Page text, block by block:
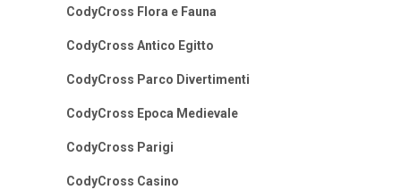
CodyCross Flora e Fauna
CodyCross Antico Egitto
CodyCross Parco Divertimenti
CodyCross Epoca Medievale
CodyCross Parigi
CodyCross Casino